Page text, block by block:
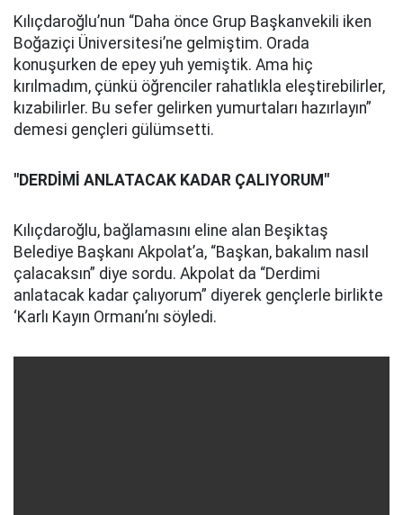
Kılıçdaroğlu’nun “Daha önce Grup Başkanvekili iken
Boğaziçi Üniversitesi’ne gelmiştim. Orada
konuşurken de epey yuh yemiştik. Ama hiç
kırılmadım, çünkü öğrenciler rahatlıkla eleştirebilirler,
kızabilirler. Bu sefer gelirken yumurtaları hazırlayın”
demesi gençleri gülümsetti.
"DERDİMİ ANLATACAK KADAR ÇALIYORUM"
Kılıçdaroğlu, bağlamasını eline alan Beşiktaş
Belediye Başkanı Akpolat’a, “Başkan, bakalım nasıl
çalacaksın” diye sordu. Akpolat da “Derdimi
anlatacak kadar çalıyorum” diyerek gençlerle birlikte
‘Karlı Kayın Ormanı’nı söyledi.